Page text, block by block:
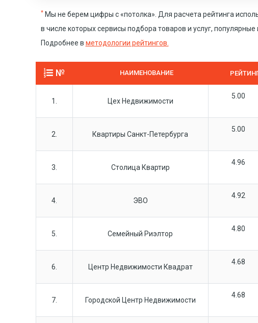
*Мы не берем цифры с «потолка». Для расчета рейтинга
в числе которых сервисы подбора товаров и услуг,
Подробнее в методологии рейтингов.
№ НАИМЕНОВАНИЕ
1. Цех Недвижимости
5.00
2. Квартиры Санкт-Петербурга
5.00
3. Столица Квартир
4.96
4. ЭВО
4.92
5. Семейный Риэлтор
4.80
6. Центр Недвижимости Квадрат
4.68
7. Городской Центр Недвижимости
4.68